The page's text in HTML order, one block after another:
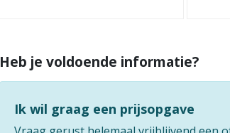
Heb je voldoende informatie?
Ik wil graag een prijsopgave